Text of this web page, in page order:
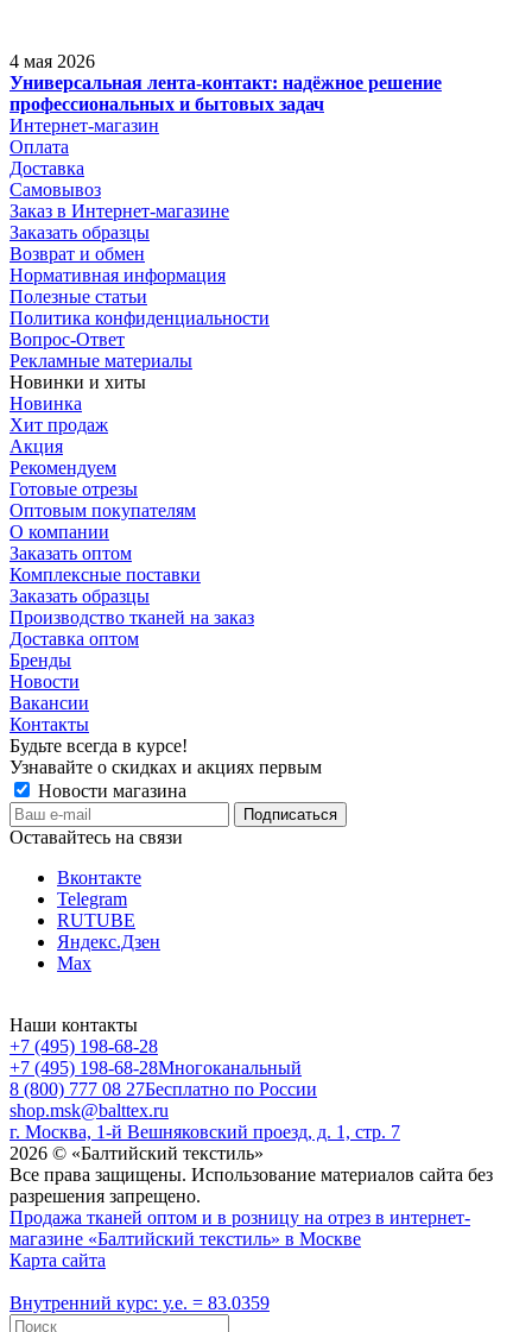
4 мая 2026
Универсальная лента-контакт: надёжное решение
профессиональных и бытовых задач
Интернет-магазин
Оплата
Доставка
Самовывоз
Заказ в Интернет-магазине
Заказать образцы
Возврат и обмен
Нормативная информация
Полезные статьи
Политика конфиденциальности
Вопрос-Ответ
Рекламные материалы
Новинки и хиты
Новинка
Хит продаж
Акция
Рекомендуем
Готовые отрезы
Оптовым покупателям
О компании
Заказать оптом
Комплексные поставки
Заказать образцы
Производство тканей на заказ
Доставка оптом
Бренды
Новости
Вакансии
Контакты
Будьте всегда в курсе!
Узнавайте о скидках и акциях первым
Новости магазина
Оставайтесь на связи
Вконтакте
Telegram
RUTUBE
Яндекс.Дзен
Max
Наши контакты
+7 (495) 198-68-28
+7 (495) 198-68-28Многоканальный
8 (800) 777 08 27Бесплатно по России
shop.msk@balttex.ru
г. Москва, 1-й Вешняковский проезд, д. 1, стр. 7
2026 © «Балтийский текстиль»
Все права защищены. Использование материалов сайта без
разрешения запрещено.
Продажа тканей оптом и в розницу на отрез в интернет-
магазине «Балтийский текстиль» в Москве
Карта сайта
Внутренний курс: у.е. = 83.0359